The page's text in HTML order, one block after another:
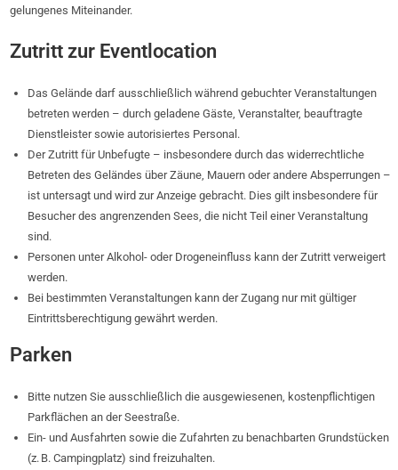
gelungenes Miteinander.
Zutritt zur Eventlocation
Das Gelände darf ausschließlich während gebuchter Veranstaltungen
betreten werden – durch geladene Gäste, Veranstalter, beauftragte
Dienstleister sowie autorisiertes Personal.
Der Zutritt für Unbefugte – insbesondere durch das widerrechtliche
Betreten des Geländes über Zäune, Mauern oder andere Absperrungen –
ist untersagt und wird zur Anzeige gebracht. Dies gilt insbesondere für
Besucher des angrenzenden Sees, die nicht Teil einer Veranstaltung
sind.
Personen unter Alkohol- oder Drogeneinfluss kann der Zutritt verweigert
werden.
Bei bestimmten Veranstaltungen kann der Zugang nur mit gültiger
Eintrittsberechtigung gewährt werden.
Parken
Bitte nutzen Sie ausschließlich die ausgewiesenen, kostenpflichtigen
Parkflächen an der Seestraße.
Ein- und Ausfahrten sowie die Zufahrten zu benachbarten Grundstücken
(z. B. Campingplatz) sind freizuhalten.